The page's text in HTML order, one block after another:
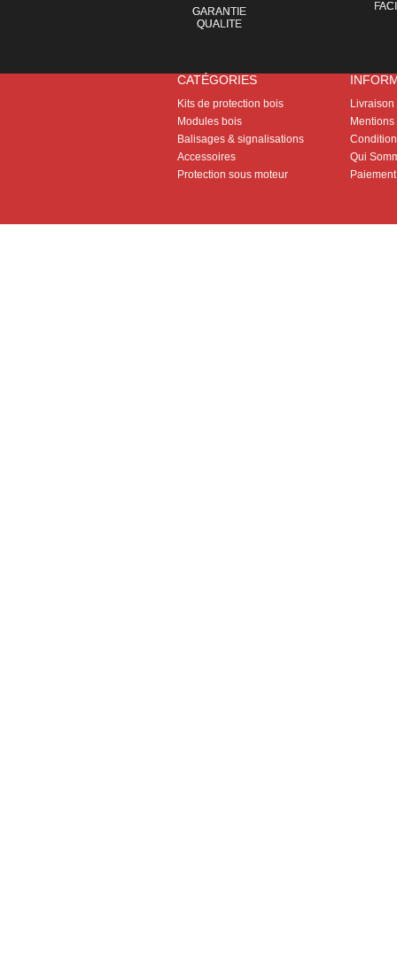
GARANTIE
QUALITE
CATÉGORIES
Kits de protection bois
Modules bois
Balisages & signalisations
Accessoires
Protection sous moteur
Livraison
Qui